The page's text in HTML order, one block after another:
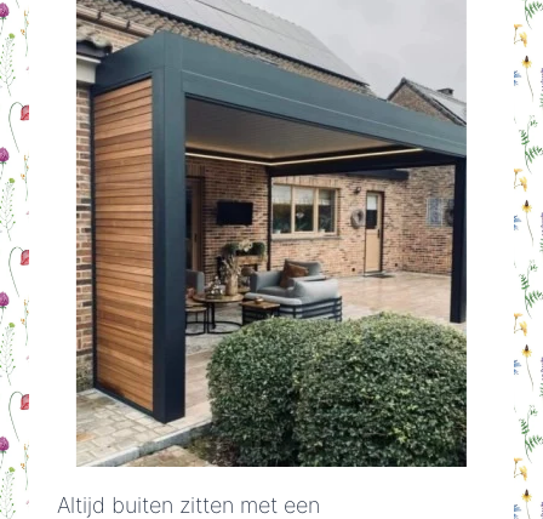
Altijd buiten zitten met een